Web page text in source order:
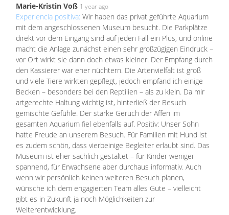
Marie-Kristin Voß 1 year ago
Experiencia positiva: Wir haben das privat geführte Aquarium
mit dem angeschlossenen Museum besucht. Die Parkplätze
direkt vor dem Eingang sind auf jeden Fall ein Plus, und online
macht die Anlage zunächst einen sehr großzügigen Eindruck –
vor Ort wirkt sie dann doch etwas kleiner. Der Empfang durch
den Kassierer war eher nüchtern. Die Artenvielfalt ist groß
und viele Tiere wirkten gepflegt, jedoch empfand ich einige
Becken – besonders bei den Reptilien – als zu klein. Da mir
artgerechte Haltung wichtig ist, hinterließ der Besuch
gemischte Gefühle. Der starke Geruch der Affen im
gesamten Aquarium fiel ebenfalls auf. Positiv: Unser Sohn
hatte Freude an unserem Besuch. Für Familien mit Hund ist
es zudem schön, dass vierbeinige Begleiter erlaubt sind. Das
Museum ist eher sachlich gestaltet – für Kinder weniger
spannend, für Erwachsene aber durchaus informativ. Auch
wenn wir persönlich keinen weiteren Besuch planen,
wünsche ich dem engagierten Team alles Gute – vielleicht
gibt es in Zukunft ja noch Möglichkeiten zur
Weiterentwicklung.